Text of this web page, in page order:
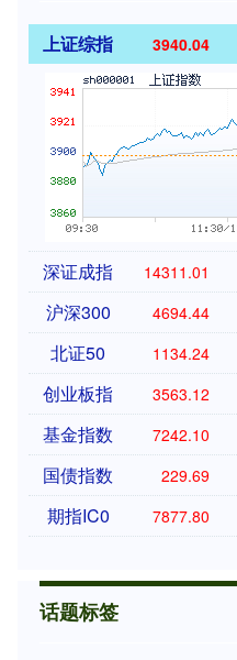
上证综指 3940.04
深证成指 14311.01
沪深300 4694.44
北证50 1134.24
创业板指 3563.12
基金指数 7242.10
国债指数 229.69
期指IC0 7877.80
话题标签